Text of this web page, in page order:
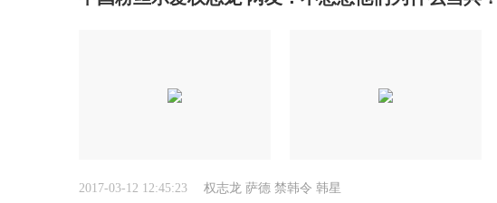
2017-03-12 12:45:23 权志龙 萨德 禁韩令 韩星